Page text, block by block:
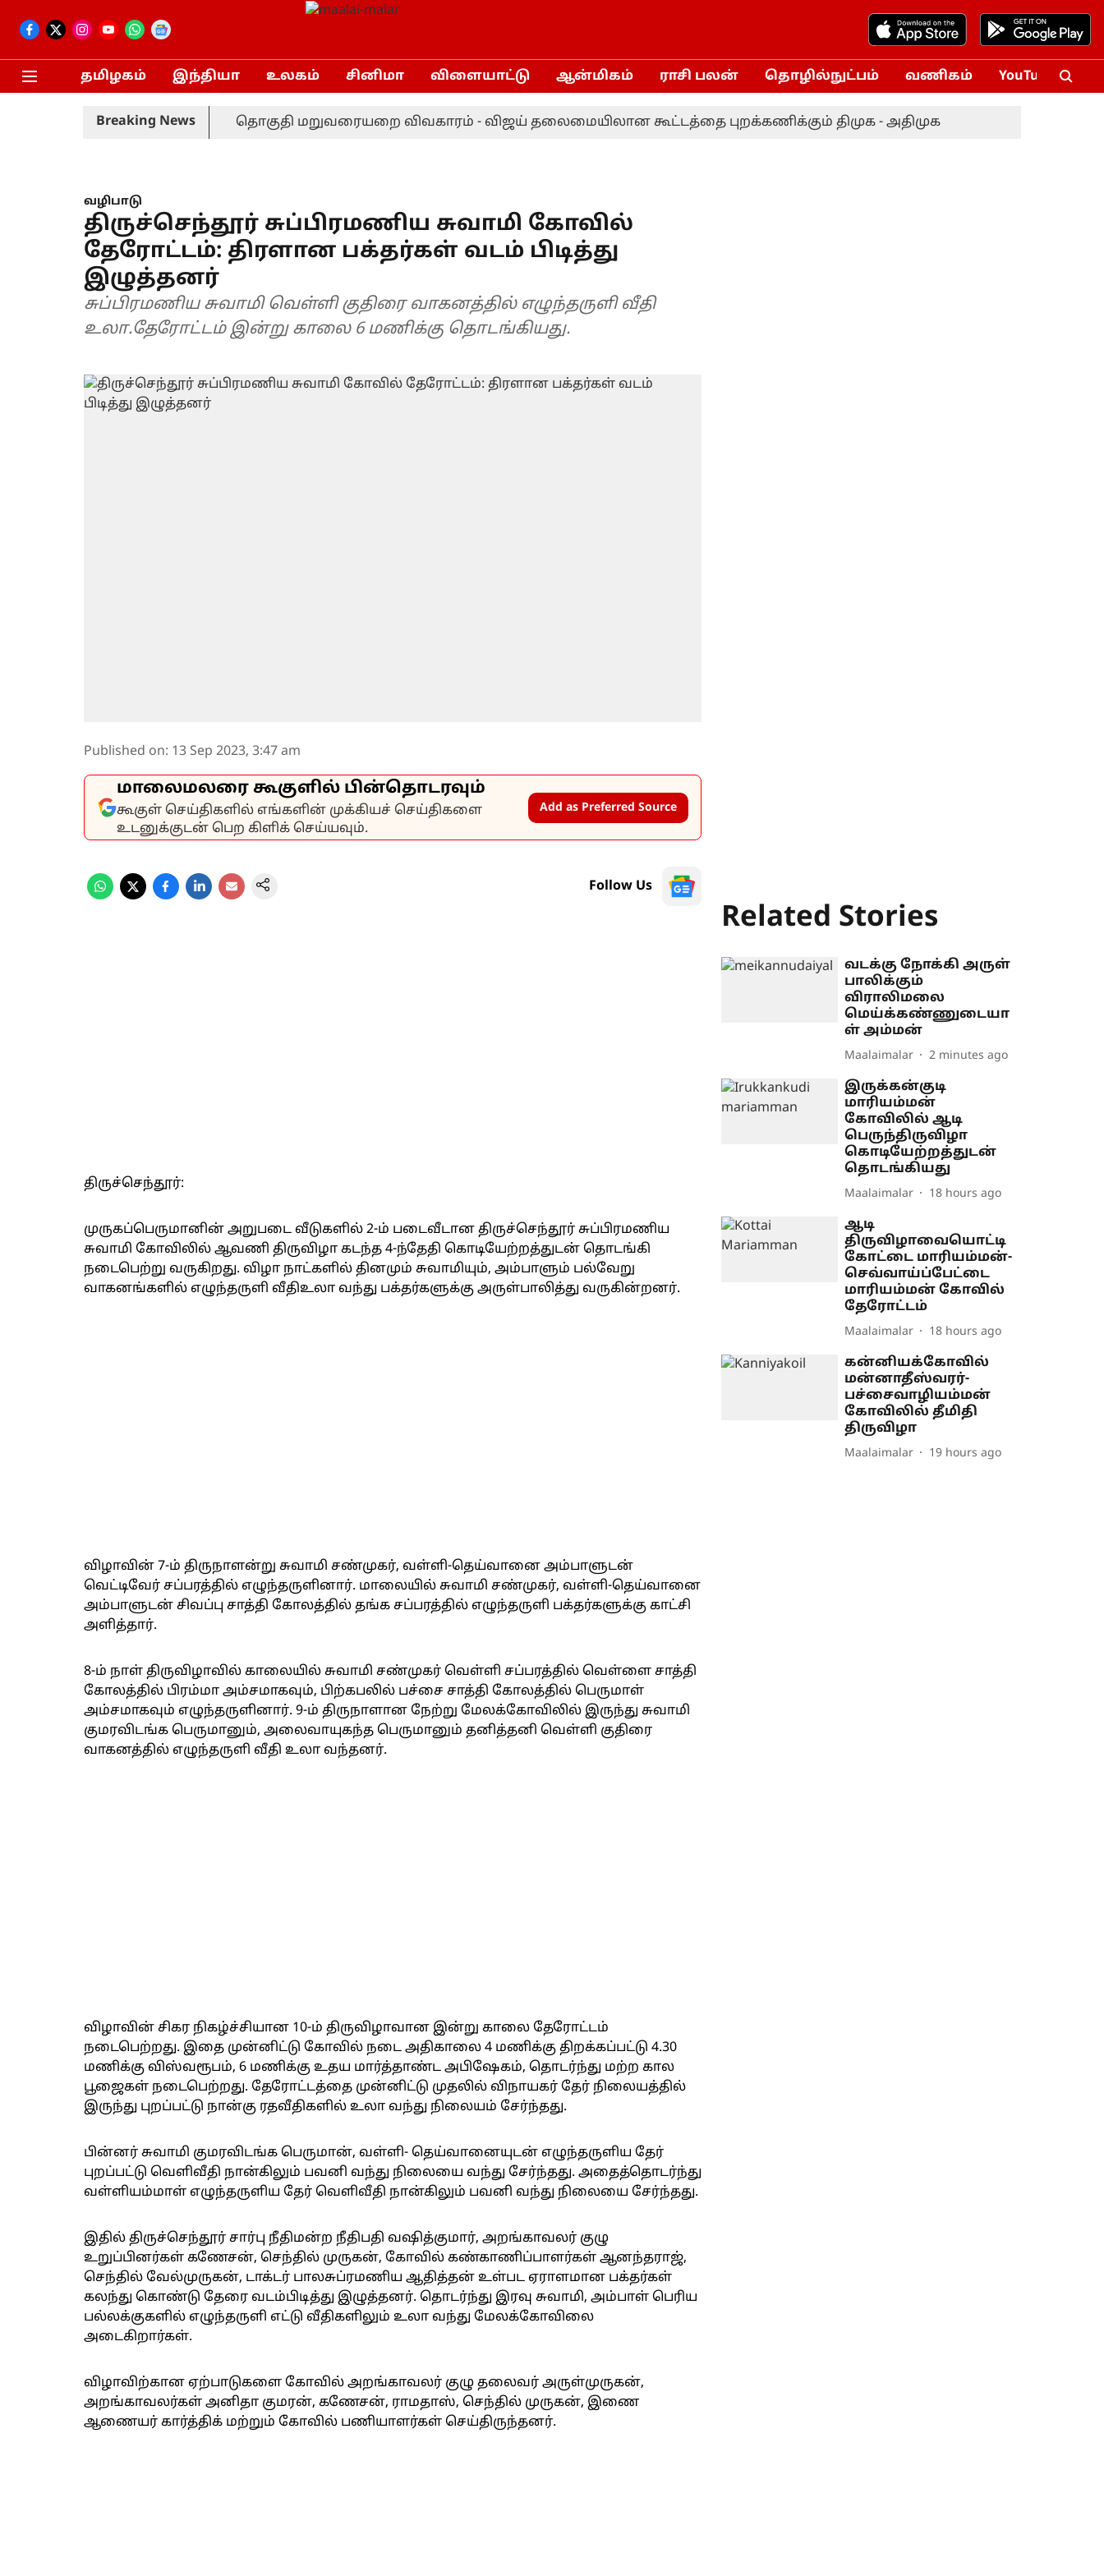
தமிழகம் இந்தியா உலகம் சினிமா விளையாட்டு ஆன்மிகம் ராசி பலன் தொழில்நுட்பம் வணிகம் YouTube
Breaking News தொகுதி மறுவரையறை விவகாரம் - விஜய் தலைமையிலான கூட்டத்தை புறக்கணிக்கும் திமுக - அதிமுக
வழிபாடு
திருச்செந்தூர் சுப்பிரமணிய சுவாமி கோவில்
தேரோட்டம்: திரளான பக்தர்கள் வடம் பிடித்து
இழுத்தனர்
சுப்பிரமணிய சுவாமி வெள்ளி குதிரை வாகனத்தில் எழுந்தருளி வீதி
உலா.தேரோட்டம் இன்று காலை 6 மணிக்கு தொடங்கியது.
Published on: 13 Sep 2023, 3:47 am
மாலைமலரை கூகுளில் பின்தொடரவும்
கூகுள் செய்திகளில் எங்களின் முக்கியச் செய்திகளை
உடனுக்குடன் பெற கிளிக் செய்யவும்.
Add as Preferred Source
Follow Us
திருச்செந்தூர்:
முருகப்பெருமானின் அறுபடை வீடுகளில் 2-ம் படைவீடான திருச்செந்தூர் சுப்பிரமணிய
சுவாமி கோவிலில் ஆவணி திருவிழா கடந்த 4-ந்தேதி கொடியேற்றத்துடன் தொடங்கி
நடைபெற்று வருகிறது. விழா நாட்களில் தினமும் சுவாமியும், அம்பாளும் பல்வேறு
வாகனங்களில் எழுந்தருளி வீதிஉலா வந்து பக்தர்களுக்கு அருள்பாலித்து வருகின்றனர்.
விழாவின் 7-ம் திருநாளன்று சுவாமி சண்முகர், வள்ளி-தெய்வானை அம்பாளுடன்
வெட்டிவேர் சப்பரத்தில் எழுந்தருளினார். மாலையில் சுவாமி சண்முகர், வள்ளி-தெய்வானை
அம்பாளுடன் சிவப்பு சாத்தி கோலத்தில் தங்க சப்பரத்தில் எழுந்தருளி பக்தர்களுக்கு காட்சி
அளித்தார்.
8-ம் நாள் திருவிழாவில் காலையில் சுவாமி சண்முகர் வெள்ளி சப்பரத்தில் வெள்ளை சாத்தி
கோலத்தில் பிரம்மா அம்சமாகவும், பிற்கபலில் பச்சை சாத்தி கோலத்தில் பெருமாள்
அம்சமாகவும் எழுந்தருளினார். 9-ம் திருநாளான நேற்று மேலக்கோவிலில் இருந்து சுவாமி
குமரவிடங்க பெருமானும், அலைவாயுகந்த பெருமானும் தனித்தனி வெள்ளி குதிரை
வாகனத்தில் எழுந்தருளி வீதி உலா வந்தனர்.
விழாவின் சிகர நிகழ்ச்சியான 10-ம் திருவிழாவான இன்று காலை தேரோட்டம்
நடைபெற்றது. இதை முன்னிட்டு கோவில் நடை அதிகாலை 4 மணிக்கு திறக்கப்பட்டு 4.30
மணிக்கு விஸ்வரூபம், 6 மணிக்கு உதய மார்த்தாண்ட அபிஷேகம், தொடர்ந்து மற்ற கால
பூஜைகள் நடைபெற்றது. தேரோட்டத்தை முன்னிட்டு முதலில் விநாயகர் தேர் நிலையத்தில்
இருந்து புறப்பட்டு நான்கு ரதவீதிகளில் உலா வந்து நிலையம் சேர்ந்தது.
பின்னர் சுவாமி குமரவிடங்க பெருமான், வள்ளி- தெய்வானையுடன் எழுந்தருளிய தேர்
புறப்பட்டு வெளிவீதி நான்கிலும் பவனி வந்து நிலையை வந்து சேர்ந்தது. அதைத்தொடர்ந்து
வள்ளியம்மாள் எழுந்தருளிய தேர் வெளிவீதி நான்கிலும் பவனி வந்து நிலையை சேர்ந்தது.
இதில் திருச்செந்தூர் சார்பு நீதிமன்ற நீதிபதி வஷித்குமார், அறங்காவலர் குழு
உறுப்பினர்கள் கணேசன், செந்தில் முருகன், கோவில் கண்காணிப்பாளர்கள் ஆனந்தராஜ்,
செந்தில் வேல்முருகன், டாக்டர் பாலசுப்ரமணிய ஆதித்தன் உள்பட ஏராளமான பக்தர்கள்
கலந்து கொண்டு தேரை வடம்பிடித்து இழுத்தனர். தொடர்ந்து இரவு சுவாமி, அம்பாள் பெரிய
பல்லக்குகளில் எழுந்தருளி எட்டு வீதிகளிலும் உலா வந்து மேலக்கோவிலை
அடைகிறார்கள்.
விழாவிற்கான ஏற்பாடுகளை கோவில் அறங்காவலர் குழு தலைவர் அருள்முருகன்,
அறங்காவலர்கள் அனிதா குமரன், கணேசன், ராமதாஸ், செந்தில் முருகன், இணை
ஆணையர் கார்த்திக் மற்றும் கோவில் பணியாளர்கள் செய்திருந்தனர்.
Related Stories
வடக்கு நோக்கி அருள்
பாலிக்கும்
விராலிமலை
மெய்க்கண்ணுடையா
ள் அம்மன்
Maalaimalar 2 minutes ago
இருக்கன்குடி
மாரியம்மன்
கோவிலில் ஆடி
பெருந்திருவிழா
கொடியேற்றத்துடன்
தொடங்கியது
Maalaimalar 18 hours ago
ஆடி
திருவிழாவையொட்டி
கோட்டை மாரியம்மன்-
செவ்வாய்ப்பேட்டை
மாரியம்மன் கோவில்
தேரோட்டம்
Maalaimalar 18 hours ago
கன்னியக்கோவில்
மன்னாதீஸ்வரர்-
பச்சைவாழியம்மன்
கோவிலில் தீமிதி
திருவிழா
Maalaimalar 19 hours ago